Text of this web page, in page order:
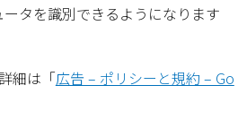
タを識別できるようになります
細は「広告 – ポリシーと規約 – Go